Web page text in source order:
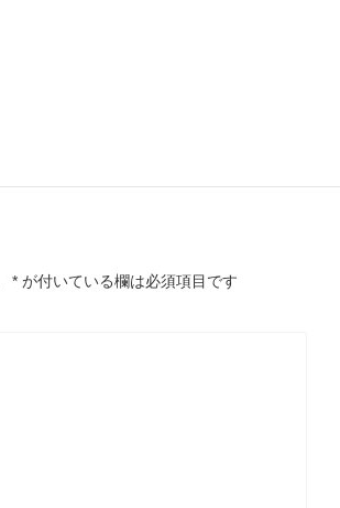
* が付いている欄は必須項目です